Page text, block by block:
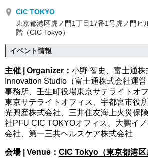
CIC TOKYO
東京都港区虎ノ門1丁目17番1号虎ノ門ヒ
階（CIC Tokyo）
イベント情報
主催 | Organizer： 小野 智史、富士通
Innovation Studio（富士通株式会社運
事務所、壬生町役場東京サテライトオ
東京サテライトオフィス、宇都宮市役
光興産株式会社、三井住友海上火災保
社PFU CIC TOKYOオフィス、大鵬イ
会社、第一三共ヘルスケア株式会社
会場 | Venue： CIC Tokyo（東京都港区